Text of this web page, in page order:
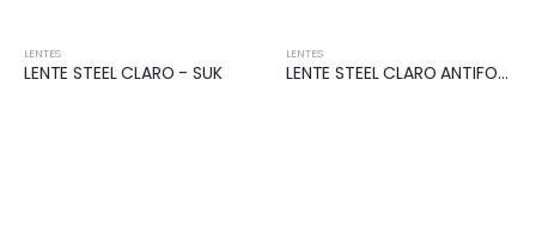
LENTES
LENTE STEEL CLARO - SUK
LENTES
LENTE STEEL CLARO ANTIFOG - SUK